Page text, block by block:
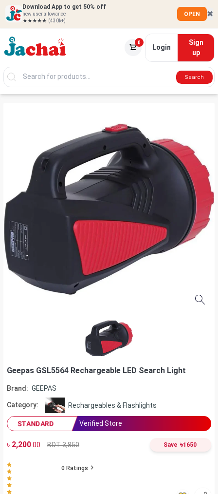
Download App to get 50% off
new user allowance
★★★★★ (430k+)
OPEN ✖
0
Login
Sign
up
Search
Geepas GSL5564 Rechargeable LED Search Light
Brand: GEEPAS
Category: Rechargeables & Flashlights
STANDARD Verified Store
৳ 2,200.00 BDT 3,850 Save ৳1650
0 Ratings